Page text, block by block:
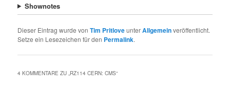
Shownotes
Dieser Eintrag wurde vonTim PritloveunterAllgemeinveröffentlicht.
Setze ein Lesezeichen für den Permalink.
4 KOMMENTARE ZU „ RZ114 CERN: CMS“